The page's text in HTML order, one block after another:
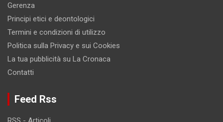
Gerenza
Principi etici e deontologici
Termini e condizioni di utilizzo
Politica sulla Privacy e sui Cookies
La tua pubblicità su La Cronaca
Contatti
Feed Rss